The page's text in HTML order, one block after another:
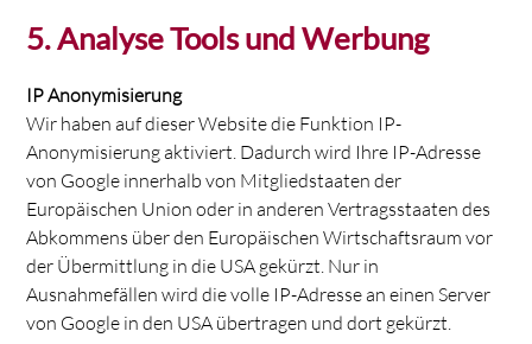
5. Analyse Tools und Werbung
IP Anonymisierung
Wir haben auf dieser Website die Funktion IP-
Anonymisierung aktiviert. Dadurch wird Ihre IP-Adresse
von Google innerhalb von Mitgliedstaaten der
Europäischen Union oder in anderen Vertragsstaaten des
Abkommens über den Europäischen Wirtschaftsraum vor
der Übermittlung in die USA gekürzt. Nur in
Ausnahmefällen wird die volle IP-Adresse an einen Server
von Google in den USA übertragen und dort gekürzt.